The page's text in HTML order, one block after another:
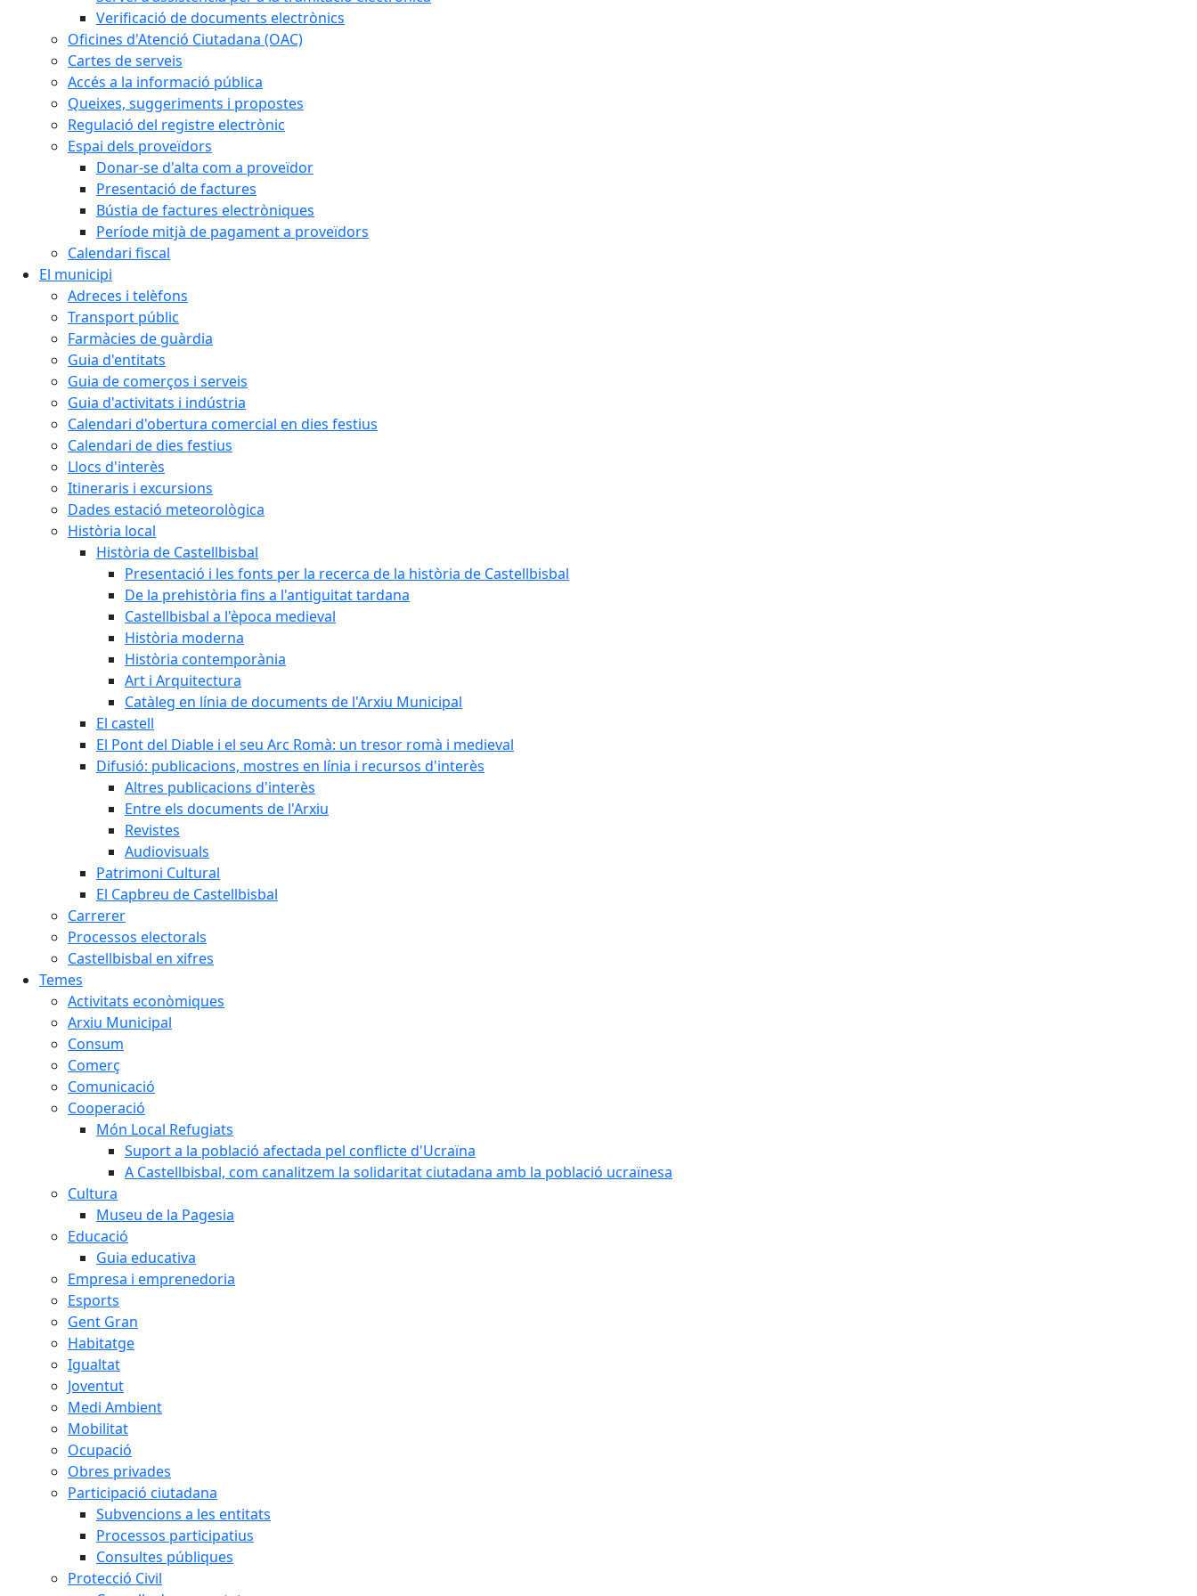
Verificació de documents electrònics
Oficines d'Atenció Ciutadana (OAC)
Cartes de serveis
Accés a la informació pública
Queixes, suggeriments i propostes
Regulació del registre electrònic
Espai dels proveïdors
Donar-se d'alta com a proveïdor
Presentació de factures
Bústia de factures electròniques
Període mitjà de pagament a proveïdors
Calendari fiscal
El municipi
Adreces i telèfons
Transport públic
Farmàcies de guàrdia
Guia d'entitats
Guia de comerços i serveis
Guia d'activitats i indústria
Calendari d'obertura comercial en dies festius
Calendari de dies festius
Llocs d'interès
Itineraris i excursions
Dades estació meteorològica
Història local
Història de Castellbisbal
Presentació i les fonts per la recerca de la història de Castellbisbal
De la prehistòria fins a l'antiguitat tardana
Castellbisbal a l'època medieval
Història moderna
Història contemporània
Art i Arquitectura
Catàleg en línia de documents de l'Arxiu Municipal
El castell
El Pont del Diable i el seu Arc Romà: un tresor romà i medieval
Difusió: publicacions, mostres en línia i recursos d'interès
Altres publicacions d'interès
Entre els documents de l'Arxiu
Revistes
Audiovisuals
Patrimoni Cultural
El Capbreu de Castellbisbal
Carrerer
Processos electorals
Castellbisbal en xifres
Temes
Activitats econòmiques
Arxiu Municipal
Consum
Comerç
Comunicació
Cooperació
Món Local Refugiats
Suport a la població afectada pel conflicte d'Ucraïna
A Castellbisbal, com canalitzem la solidaritat ciutadana amb la població ucraïnesa
Cultura
Museu de la Pagesia
Educació
Guia educativa
Empresa i emprenedoria
Esports
Gent Gran
Habitatge
Igualtat
Joventut
Medi Ambient
Mobilitat
Ocupació
Obres privades
Participació ciutadana
Subvencions a les entitats
Processos participatius
Consultes públiques
Protecció Civil